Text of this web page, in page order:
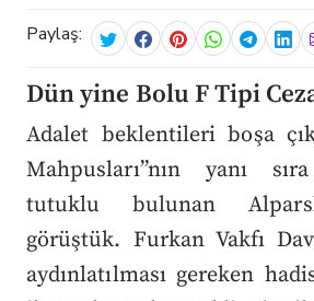
Paylaş:
Dün yine Bolu F Tipi
Adalet beklentileri boşa
Mahpusları”nın yanı
tutuklu bulunan
görüştük. Furkan Vakfı
aydınlatılması gereken